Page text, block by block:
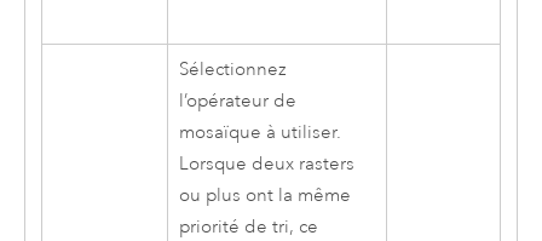
Sélectionnez
l’opérateur de
mosaïque à utiliser.
Lorsque deux rasters
ou plus ont la même
priorité de tri, ce